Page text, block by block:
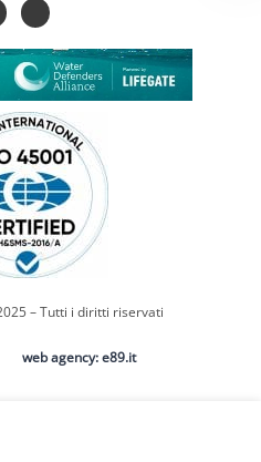
– Tutti i diritti riservati
web agency: e89.it